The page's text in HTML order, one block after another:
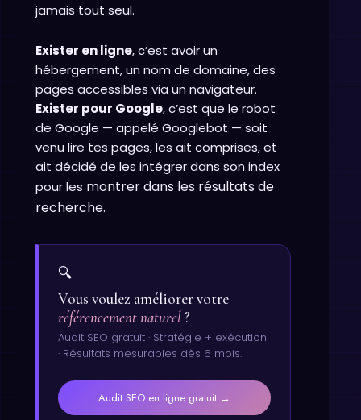
jamais tout seul.
Exister en ligne, c’est avoir un
hébergement, un nom de domaine, des
pages accessibles via un navigateur.
Exister pour Google, c’est que le robot
de Google — appelé Googlebot — soit
venu lire tes pages, les ait comprises, et
ait décidé de les intégrer dans son index
pour les montrer dans les résultats de
recherche.
🔍
Vous voulez améliorer votre
référencement naturel ?
Audit SEO gratuit · Stratégie + exécution
· Résultats mesurables dès 6 mois.
Audit SEO en ligne gratuit →